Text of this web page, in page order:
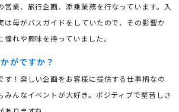
営業、旅行企画、添乗業務を行なっています。入
は母がバスガイドをしていたので、その影響か
れや興味を持っていました。
がですか？
す！楽しい企画をお客様に提供する仕事柄なの
みんなイベントが大好き。ポジティブで堅苦しさ